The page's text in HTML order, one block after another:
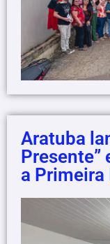
Aratuba
Presente”
a